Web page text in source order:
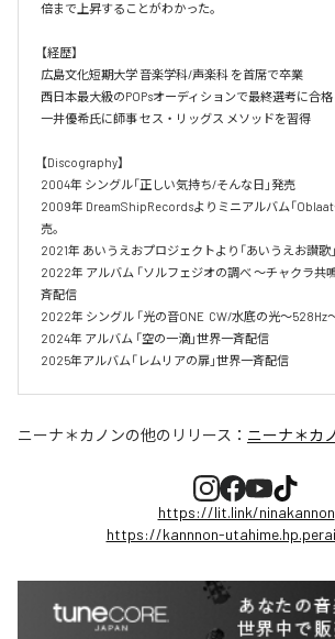
倍まで上昇することがわかった。
【経歴】
広島文化短期大学 音楽学科/声楽科 を首席で卒業
西日本最大級のPOPsオーディションで最終選考に合
一井優希氏に師事 セス・リッグス メソッドを習得
【Discography】
2004年 シングル「正しい気持ち/そんな日」発売
2009年 DreamShipRecordsよりミニアルバム「Oblaat
売。
2021年 あいうえおプロジェクトより「あいうえお讃歌
2022年 アルバム 「ソルフェジオの調べ ～チャクラ共
斉配信
2022年 シングル 「光の音ONE  CW/水底の光～528Hz
2024年 アルバム 「空の一滴」世界一斉配信
2025年アルバム「レムリアの扉」世界一斉配信
ニーナ＊カノンの他のリリース： ニーナ＊カ
https://lit.link/ninakannon
https://kannnon-